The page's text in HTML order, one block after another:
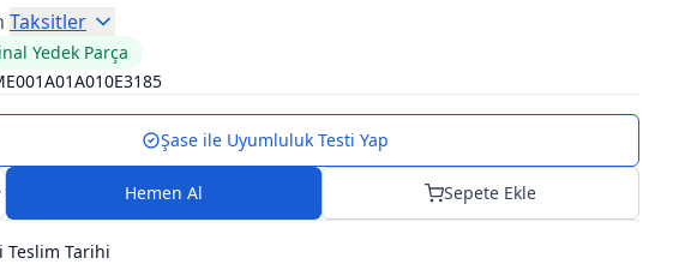
Taksitler
Yedek Parça
Şase ile Uyumluluk Testi Yap
Hemen Al Sepete Ekle
Teslim Tarihi